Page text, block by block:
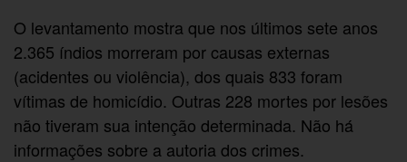
O levantamento mostra que nos últimos sete anos
2.365 índios morreram por causas externas
(acidentes ou violência), dos quais 833 foram
vítimas de homicídio. Outras 228 mortes por lesões
não tiveram sua intenção determinada. Não há
informações sobre a autoria dos crimes.